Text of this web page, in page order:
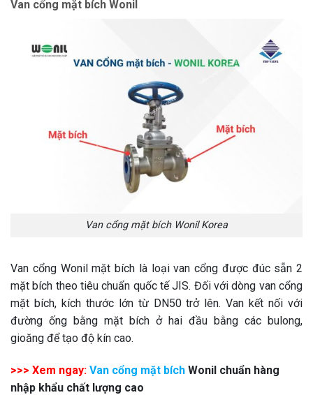
Van cổng mặt bích Wonil
Van cổng mặt bích Wonil Korea
Van cổng Wonil mặt bích là loại van cổng được đúc sẵn 2
mặt bích theo tiêu chuẩn quốc tế JIS. Đối với dòng van cổng
mặt bích, kích thước lớn từ DN50 trở lên. Van kết nối với
đường ống bằng mặt bích ở hai đầu bằng các bulong,
gioăng để tạo độ kín cao.
>>> Xem ngay: Van cổng mặt bích Wonil chuẩn hàng
nhập khẩu chất lượng cao